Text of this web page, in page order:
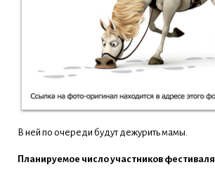
В ней по очереди будут дежурить мамы.
Планируемое число участников фестиваля